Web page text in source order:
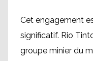
Cet engagement
significatif. Rio
groupe minier du